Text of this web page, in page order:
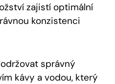
zajistí optimální
konzistenci
správný
kávy a vodou, který